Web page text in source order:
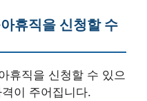
휴직을 신청할 수
휴직을 신청할 수 있으
이 주어집니다.